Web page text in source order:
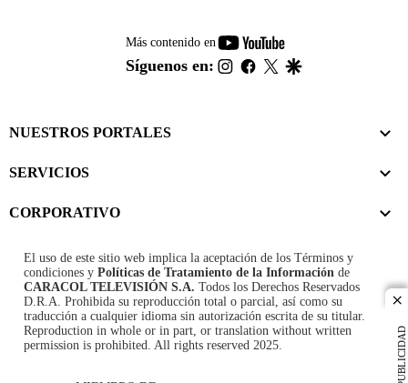
PUBLICIDAD
Más contenido en
youtube-
footer
Síguenos en: instagram
facebook
twitter
NUESTROS PORTALES
SERVICIOS
CORPORATIVO
El uso de este sitio web implica la aceptación de los Términos y
condiciones y Políticas de Tratamiento de la Información de
CARACOL TELEVISIÓN S.A. Todos los Derechos Reservados
D.R.A. Prohibida su reproducción total o parcial, así como su
traducción a cualquier idioma sin autorización escrita de su titular.
Reproduction in whole or in part, or translation without written
permission is prohibited. All rights reserved 2025.